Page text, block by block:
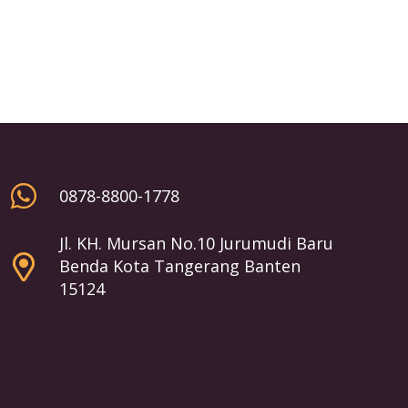
0878-8800-1778
Jl. KH. Mursan No.10 Jurumudi Baru
Benda Kota Tangerang Banten
15124